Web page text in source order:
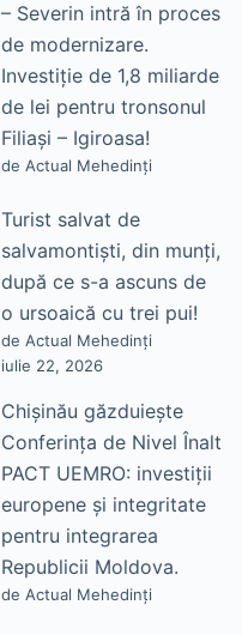
– Severin intră în proces
de modernizare.
Investiție de 1,8 miliarde
de lei pentru tronsonul
Filiași – Igiroasa!
de Actual Mehedinți
Turist salvat de
salvamontiști, din munți,
după ce s-a ascuns de
o ursoaică cu trei pui!
de Actual Mehedinți
iulie 22, 2026
Chișinău găzduiește
Conferința de Nivel Înalt
PACT UEMRO: investiții
europene și integritate
pentru integrarea
Republicii Moldova.
de Actual Mehedinți